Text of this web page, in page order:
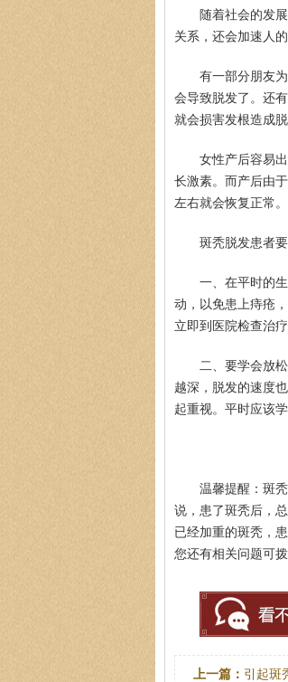
随着社会的发
关系，还会加速人
有一部分朋友
会导致脱发了。还
就会损害发根造成脱
女性产后容易
长激素。而产后由
左右就会恢复正常。
斑秃脱发患者
一、在平时的
动，以免患上痔疮
立即到医院检查治
二、要学会放
越深，脱发的速度
起重视。平时应该
温馨提醒：斑
说，患了斑秃后，
已经加重的斑秃，
您还有相关问题可
上一篇： 引起斑